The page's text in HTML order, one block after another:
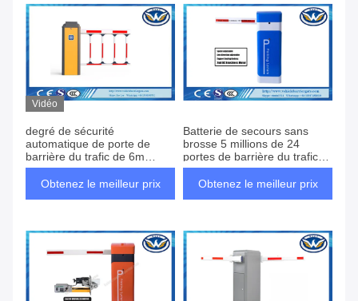
Vidéo
degré de sécurité
automatique de porte de
barrière du trafic de 6m
Vehical avec le moteur sans
brosse de C.C
Obtenez le meilleur prix
Batterie de secours sans
brosse 5 millions de 24
portes de barrière du trafic
de volts continu
Obtenez le meilleur prix